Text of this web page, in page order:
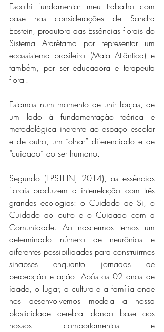
Escolhi fundamentar meu trabalho com
base nas considerações de Sandra
Epstein, produtora das Essências florais do
Sistema Ararêtama por representar um
ecossistema brasileiro (Mata Atlântica) e
também, por ser educadora e terapeuta
floral.
Estamos num momento de unir forças, de
um lado à fundamentação teórica e
metodológica inerente ao espaço escolar
e de outro, um “olhar” diferenciado e de
“cuidado” ao ser humano.
Segundo (EPSTEIN, 2014), as essências
florais produzem a interrelação com três
grandes ecologias: o Cuidado de Si, o
Cuidado do outro e o Cuidado com a
Comunidade. Ao nascermos temos um
determinado número de neurônios e
diferentes possibilidades para construirmos
sinapses enquanto jornadas de
percepção e ação. Após os 02 anos de
idade, o lugar, a cultura e a família onde
nos desenvolvemos modela a nossa
plasticidade cerebral dando base aos
nossos comportamentos e